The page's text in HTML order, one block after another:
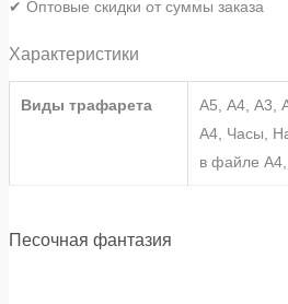
✔ Оптовые скидки от суммы заказа
Характеристики
Виды трафарета
А5, А4, А3,
А4, Часы,
в файле
Песочная фантазия